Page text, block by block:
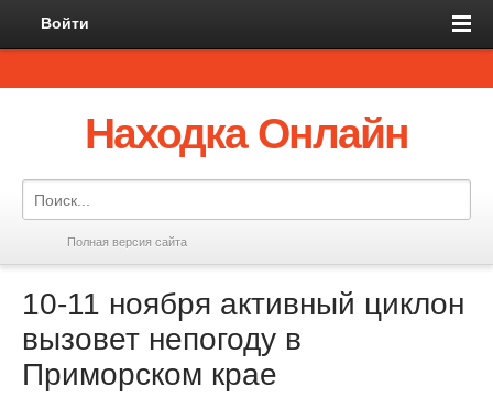
Войти
Находка Онлайн
Полная версия сайта
10-11 ноября активный циклон
вызовет непогоду в
Приморском крае